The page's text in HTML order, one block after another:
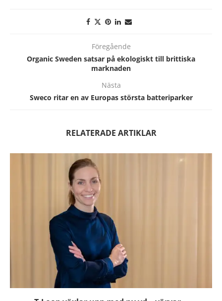
Föregående
Organic Sweden satsar på ekologiskt till brittiska
marknaden
Nästa
Sweco ritar en av Europas största batteriparker
RELATERADE ARTIKLAR